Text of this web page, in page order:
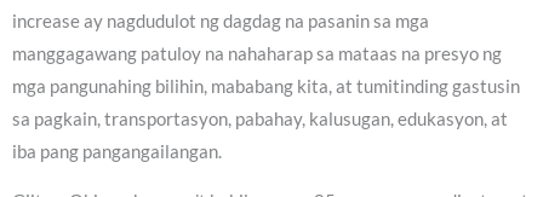
increase ay nagdudulot ng dagdag na pasanin sa mga
manggagawang patuloy na nahaharap sa mataas na presyo ng
mga pangunahing bilihin, mababang kita, at tumitinding gastusin
sa pagkain, transportasyon, pabahay, kalusugan, edukasyon, at
iba pang pangangailangan.